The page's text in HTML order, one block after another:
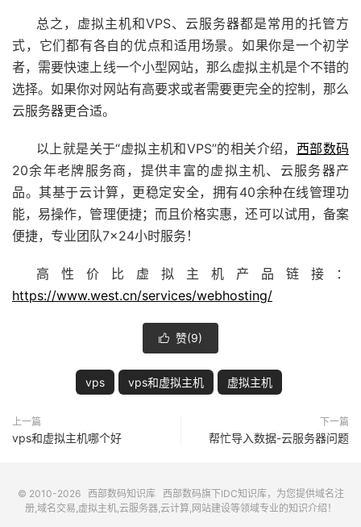
总之，虚拟主机和VPS、云服务器都是常用的托管方
式，它们都有各自的优点和适用场景。如果你是一个初学
者，需要快速上线一个小型网站，那么虚拟主机是个不错的
选择。如果你对网站有高要求或者需要更完全的控制，那么
云服务器更合适。
以上就是关于“虚拟主机和VPS”的相关介绍， 西部数码
20余年老牌服务商，提供丰富的虚拟主机、云服务器产
品。其基于云计算，更稳定安全，拥有40余种在线管理功
能，易操作，管理便捷；而且价格实惠，还可以试用，备案
便捷，专业团队7×24小时服务！
高性价比虚拟主机产品链接：
https://www.west.cn/services/webhosting/
 赞(9)
vps vps和虚拟主机 虚拟主机
上一篇
vps和虚拟主机哪个好
下一篇
帮忙导入数据-云服务器问题
© 2010-2026 西部数码知识库 西部数码旗下IDC知识库，为您提供域名注
册,域名交易,虚拟主机,云服务器,云计算,网站建设等领域专业的知识介绍！